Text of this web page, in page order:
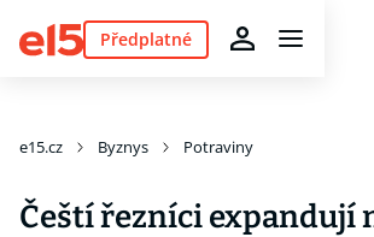
Předplatné
e15.cz Byznys Potraviny
Čeští řezníci expandují